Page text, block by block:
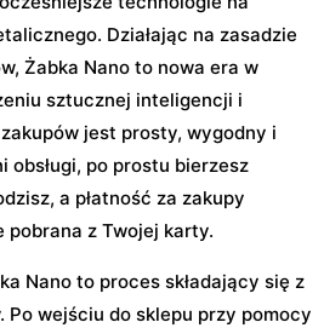
Działając na zasadzie
Żabka Nano to nowa era w
sztucznej inteligencji i
jest prosty, wygodny i
obsługi, po prostu bierzesz
a płatność za zakupy
z Twojej karty.
Nano to proces składający się z
wejściu do sklepu przy pomocy